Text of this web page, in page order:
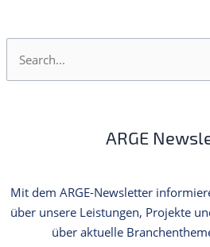
c
h
ARGE
Mit dem ARGE-Newsletter
über unsere Leistungen, Projekte
über aktuelle